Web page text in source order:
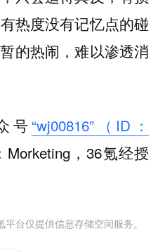
热度没有记忆点的碰
的热闹，难以渗透消
号 “wj00816”（ID：
Morketing，36氪经授
台仅提供信息存储空间服务。